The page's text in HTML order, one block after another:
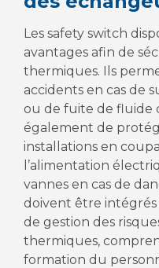
Les safety switch
avantages afin de
thermiques. Ils
accidents en cas de
ou de fuite de fluide
également de
installations en
l’alimentation
vannes en cas de
doivent être
de gestion des
thermiques,
formation du